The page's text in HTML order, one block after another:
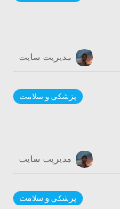
مدیریت سایت
پزشکی و سلامت
مدیریت سایت
پزشکی و سلامت